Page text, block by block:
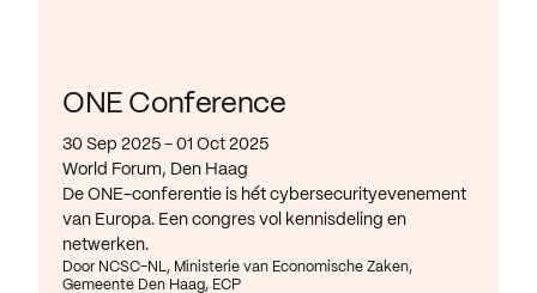
ONE Conference
30 Sep 2025 - 01 Oct 2025
World Forum, Den Haag
De ONE-conferentie is hét cybersecurityevenement
van Europa. Een congres vol kennisdeling en
netwerken.
Door NCSC-NL, Ministerie van Economische Zaken,
Gemeente Den Haag, ECP